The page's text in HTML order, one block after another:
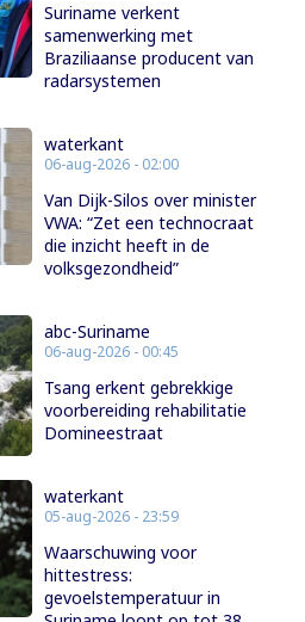
Suriname verkent
samenwerking met
Braziliaanse producent van
radarsystemen
waterkant
06-aug-2026 - 02:00
Van Dijk-Silos over minister
VWA: “Zet een technocraat
die inzicht heeft in de
volksgezondheid”
abc-Suriname
06-aug-2026 - 00:45
Tsang erkent gebrekkige
voorbereiding rehabilitatie
Domineestraat
waterkant
05-aug-2026 - 23:59
Waarschuwing voor
hittestress:
gevoelstemperatuur in